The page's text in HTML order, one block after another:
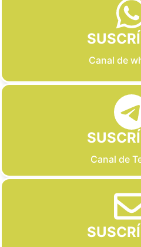
Canal de
Canal de